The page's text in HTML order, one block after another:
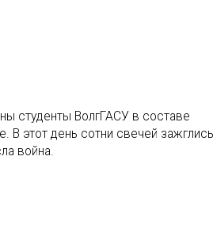
студенты ВолгГАСУ в составе
В этот день сотни свечей
война.